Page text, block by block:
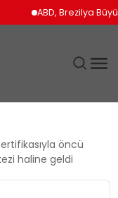
ABD, Brezilya
öncü
haline geldi